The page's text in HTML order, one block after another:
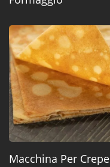
Macchina Per Crepe